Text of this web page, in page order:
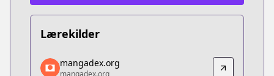
Lærekilder
mangadex.org
mangadex.org
mangadex.org